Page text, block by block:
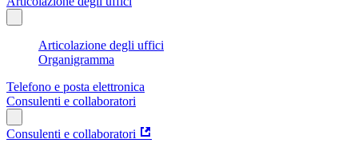
Articolazione degli uffici
Organigramma
Telefono e posta elettronica
Consulenti e collaboratori
Consulenti e collaboratori